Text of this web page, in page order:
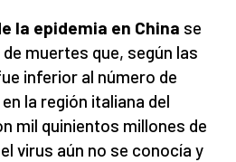
la epidemia en China se
muertes que, según las
inferior al número de
la región italiana del
mil quinientos millones de
virus aún no se conocía y